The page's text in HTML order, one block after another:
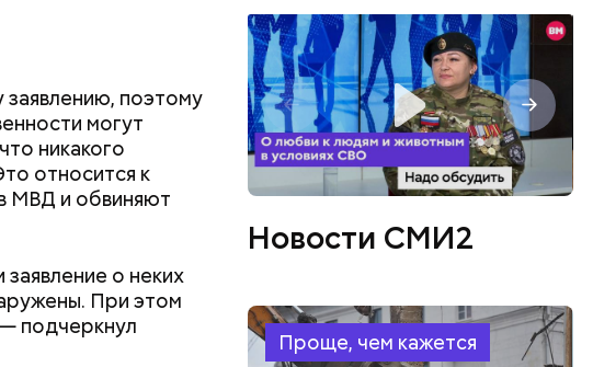
заявлению, поэтому
могут
никакого
относится к
МВД и обвиняют
о неких
При этом
подчеркнул
на
соль и
может быть
людям:
Новости СМИ2
Проще, чем кажется